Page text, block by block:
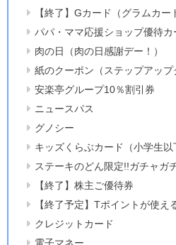
【終了】Gカード（グラムカー
パパ・ママ応援ショップ優待カ
肉の日（肉の日感謝デー！）
紙のクーポン（ステップアップ
安楽亭グループ10％割引券
ニュースパス
グノシー
キッズくらぶカード（小学生以
ステーキのどん限定!!ガチャガ
【終了】株主ご優待券
【終了予定】Tポイントが使え
クレジットカード